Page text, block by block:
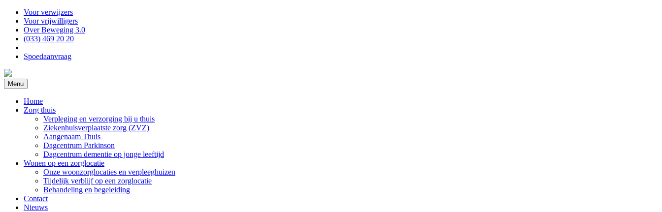
Voor verwijzers
Voor vrijwilligers
Over Beweging 3.0
(033) 469 20 20
Spoedaanvraag
Menu
Home
Zorg thuis
Verpleging en verzorging bij u thuis
Ziekenhuisverplaatste zorg (ZVZ)
Aangenaam Thuis
Dagcentrum Parkinson
Dagcentrum dementie op jonge leeftijd
Wonen op een zorglocatie
Onze woonzorglocaties en verpleeghuizen
Tijdelijk verblijf op een zorglocatie
Behandeling en begeleiding
Contact
Nieuws